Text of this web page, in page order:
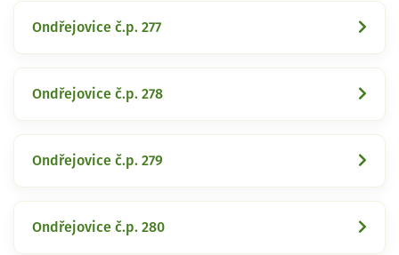
Ondřejovice č.p. 277
Ondřejovice č.p. 278
Ondřejovice č.p. 279
Ondřejovice č.p. 280